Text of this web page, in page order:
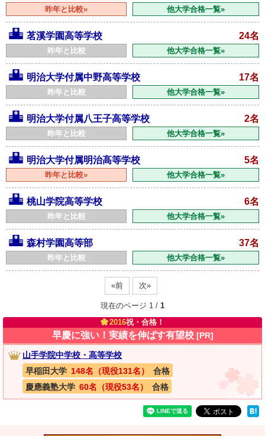
昨年と比較» 他大学合格一覧»
茗溪学園高等学校 24名
昨年と比較 他大学合格一覧»
明治大学付属中野高等学校 17名
昨年と比較 他大学合格一覧»
明治大学付属八王子高等学校 2名
昨年と比較 他大学合格一覧»
明治大学付属明治高等学校 5名
昨年と比較» 他大学合格一覧»
桃山学院高等学校 6名
昨年と比較 他大学合格一覧»
森村学園高等部 37名
昨年と比較 他大学合格一覧»
«前 次»
現在のページ 1 / 1
2016祝・合格！
早慶に強い！実績を伸ばす有望校 [PR]
山手学院中学校・高等学校
早稲田大学 148名（現役131名）
合格
慶應義塾大学 60名（現役53名） 合格